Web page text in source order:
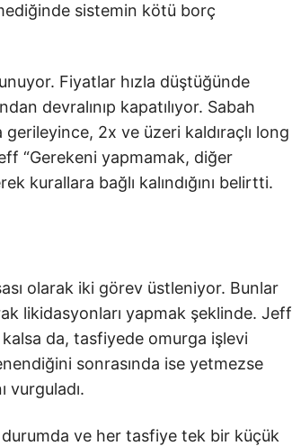
sistemin kötü borç
Fiyatlar hızla düştüğünde
devralınıp kapatılıyor. Sabah
2x ve üzeri kaldıraçlı long
“Gerekeni yapmamak, diğer
kurallara bağlı kalındığını belirtti.
olarak iki görev üstleniyor. Bunlar
likidasyonları yapmak şeklinde. Jeff
kalsa da, tasfiyede omurga işlevi
sonrasında ise yetmezse
vurguladı.
ve her tasfiye tek bir küçük